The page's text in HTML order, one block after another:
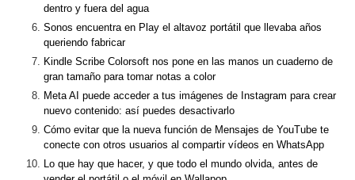
dentro y fuera del agua
Sonos encuentra en Play el altavoz portátil que llevaba años
queriendo fabricar
Kindle Scribe Colorsoft nos pone en las manos un cuaderno de
gran tamaño para tomar notas a color
Meta AI puede acceder a tus imágenes de Instagram para crear
nuevo contenido: así puedes desactivarlo
Cómo evitar que la nueva función de Mensajes de YouTube te
conecte con otros usuarios al compartir vídeos en WhatsApp
Lo que hay que hacer, y que todo el mundo olvida, antes de